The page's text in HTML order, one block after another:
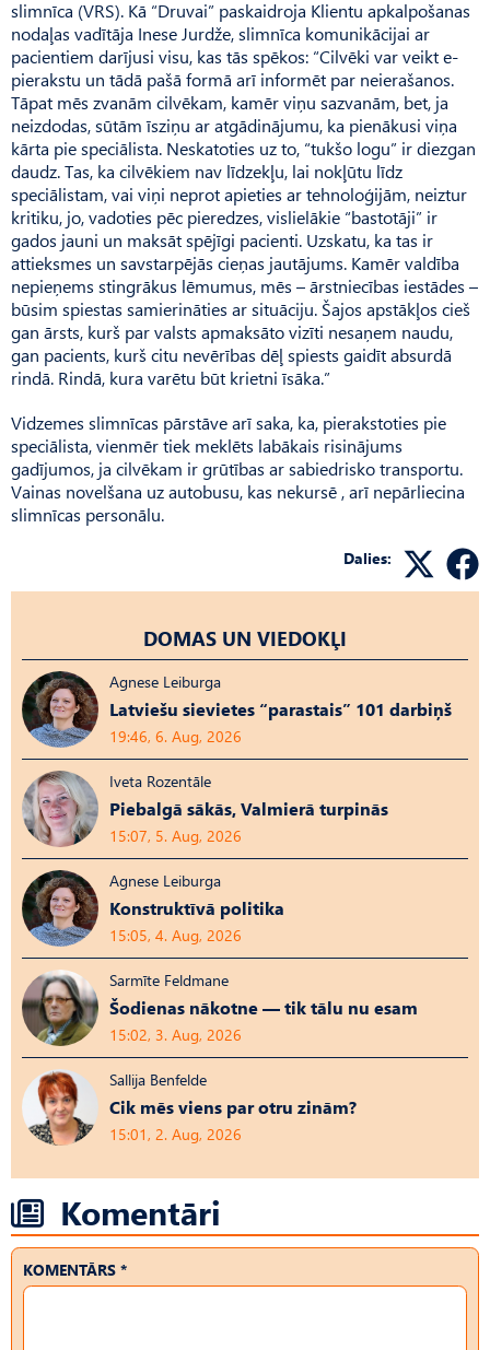
slimnīca (VRS). Kā “Druvai” paskaidroja Klientu apkalpošanas
nodaļas vadītāja Inese Jurdže, slimnīca komunikācijai ar
pacientiem darījusi visu, kas tās spēkos: “Cilvēki var veikt e-
pierakstu un tādā pašā formā arī informēt par neierašanos.
Tāpat mēs zvanām cilvēkam, kamēr viņu sazvanām, bet, ja
neizdodas, sūtām īsziņu ar atgādinājumu, ka pienākusi viņa
kārta pie speciālista. Neskatoties uz to, “tukšo logu” ir diezgan
daudz. Tas, ka cilvēkiem nav līdzekļu, lai nokļūtu līdz
speciālistam, vai viņi neprot apieties ar tehnoloģijām, neiztur
kritiku, jo, vadoties pēc pieredzes, vislielākie “bastotāji” ir
gados jauni un maksāt spējīgi pacienti. Uzskatu, ka tas ir
attieksmes un savstarpējās cieņas jautājums. Kamēr valdība
nepieņems stingrākus lēmumus, mēs – ārstniecības iestādes –
būsim spiestas samierināties ar situāciju. Šajos apstākļos cieš
gan ārsts, kurš par valsts apmaksāto vizīti nesaņem naudu,
gan pacients, kurš citu nevērības dēļ spiests gaidīt absurdā
rindā. Rindā, kura varētu būt krietni īsāka.”
Vidzemes slimnīcas pārstāve arī saka, ka, pierakstoties pie
speci­ālista, vienmēr tiek meklēts labākais risinājums
gadījumos, ja cilvēkam ir grūtības ar sabiedrisko transportu.
Vainas novelšana uz autobusu, kas nekursē , arī nepārliecina
slimnīcas personālu.
Dalies:
DOMAS UN VIEDOKĻI
Agnese Leiburga
Latviešu sievietes “parastais” 101 darbiņš
19:46, 6. Aug, 2026
Iveta Rozentāle
Piebalgā sākās, Valmierā turpinās
15:07, 5. Aug, 2026
Agnese Leiburga
Konstruktīvā politika
15:05, 4. Aug, 2026
Sarmīte Feldmane
Šodienas nākotne — tik tālu nu esam
15:02, 3. Aug, 2026
Sallija Benfelde
Cik mēs viens par otru zinām?
15:01, 2. Aug, 2026
Komentāri
KOMENTĀRS *